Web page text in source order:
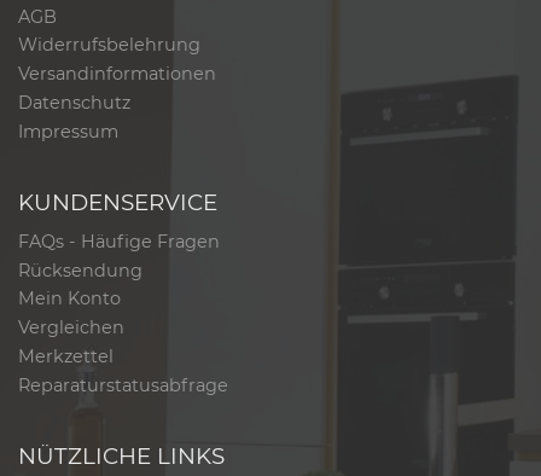
AGB
Widerrufsbelehrung
Versandinformationen
Datenschutz
Impressum
KUNDENSERVICE
FAQs - Häufige Fragen
Rücksendung
Mein Konto
Vergleichen
Merkzettel
Reparaturstatusabfrage
NÜTZLICHE LINKS